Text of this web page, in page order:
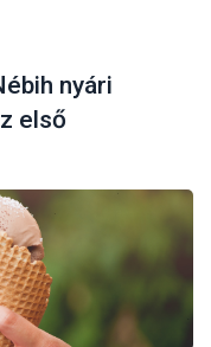
nyári
első